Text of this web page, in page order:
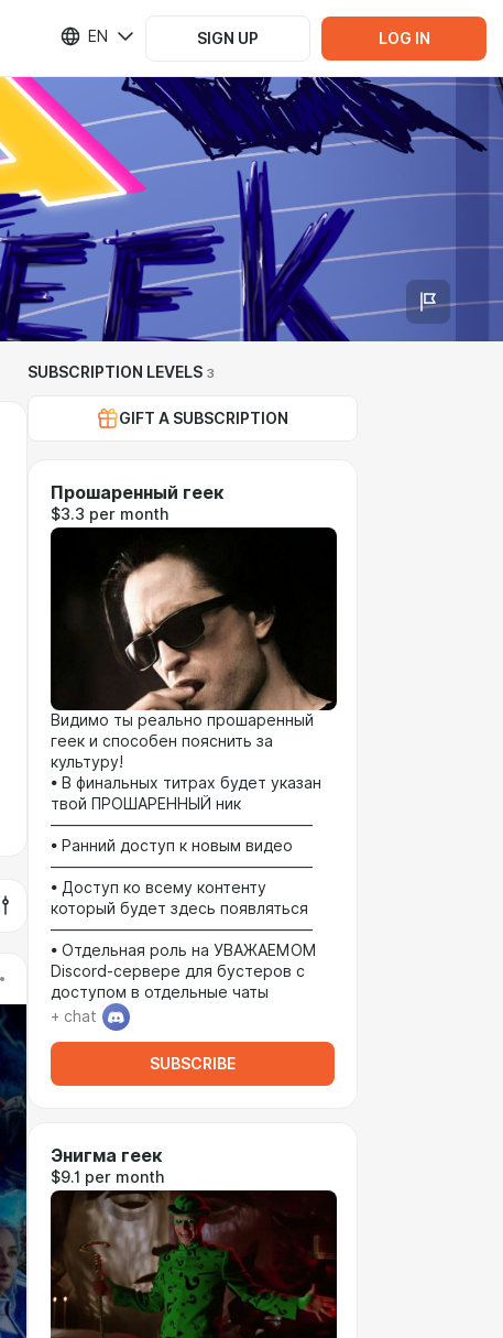
EN SIGN UP LOG IN
SUBSCRIPTION LEVELS 3
GIFT A SUBSCRIPTION
Прошаренный геек
$3.3 per month
Видимо ты реально прошаренный
геек и способен пояснить за
культуру!
• В финальных титрах будет указан
твой ПРОШАРЕННЫЙ ник
—————————————————
• Ранний доступ к новым видео
—————————————————
• Доступ ко всему контенту
который будет здесь появляться
—————————————————
• Отдельная роль на УВАЖАЕМОМ
Discord-сервере для бустеров с
доступом в отдельные чаты
+ chat
SUBSCRIBE
Энигма геек
$9.1 per month